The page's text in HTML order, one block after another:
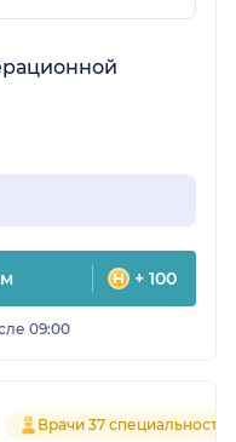
+ 100
09:00
Врачи 37 специальностей